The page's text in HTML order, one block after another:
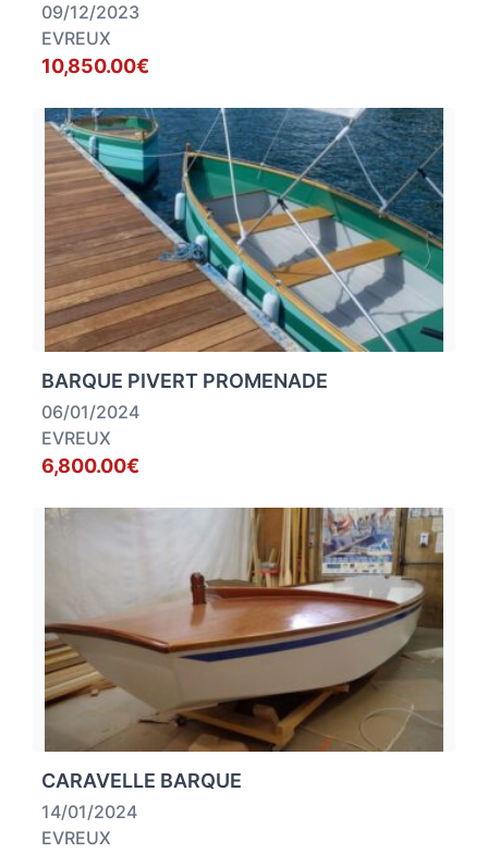
09/12/2023
EVREUX
10,850.00€
BARQUE PIVERT PROMENADE
06/01/2024
EVREUX
6,800.00€
CARAVELLE BARQUE
14/01/2024
EVREUX